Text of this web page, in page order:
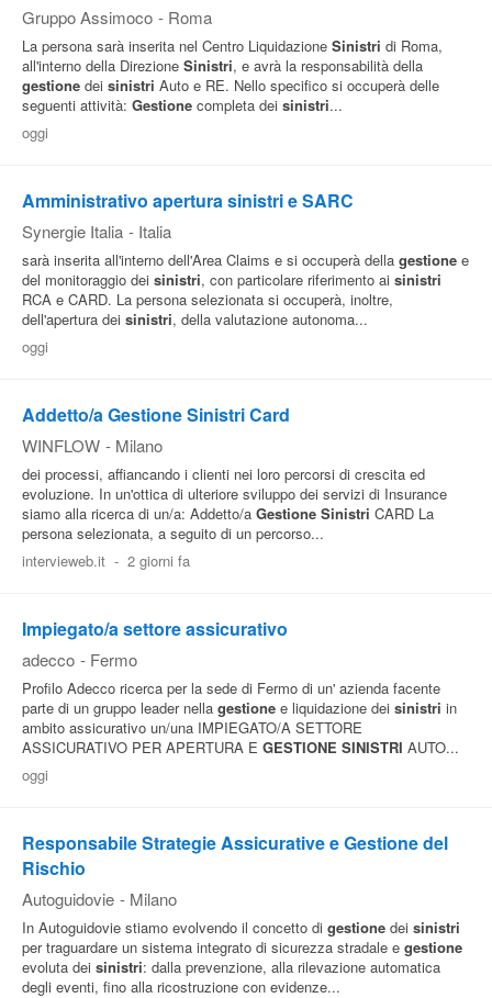
Gruppo Assimoco - Roma
La persona sarà inserita nel Centro Liquidazione Sinistri di Roma,
all'interno della Direzione Sinistri, e avrà la responsabilità della
gestione dei sinistri Auto e RE. Nello specifico si occuperà delle
seguenti attività: Gestione completa dei sinistri...
oggi
Amministrativo apertura sinistri e SARC
Synergie Italia - Italia
sarà inserita all'interno dell'Area Claims e si occuperà della gestione e
del monitoraggio dei sinistri, con particolare riferimento ai sinistri
RCA e CARD. La persona selezionata si occuperà, inoltre,
dell'apertura dei sinistri, della valutazione autonoma...
oggi
Addetto/a Gestione Sinistri Card
WINFLOW - Milano
dei processi, affiancando i clienti nei loro percorsi di crescita ed
evoluzione. In un'ottica di ulteriore sviluppo dei servizi di Insurance
siamo alla ricerca di un/a: Addetto/a Gestione Sinistri CARD La
persona selezionata, a seguito di un percorso...
intervieweb.it - 2 giorni fa
Impiegato/a settore assicurativo
adecco - Fermo
Profilo Adecco ricerca per la sede di Fermo di un' azienda facente
parte di un gruppo leader nella gestione e liquidazione dei sinistri in
ambito assicurativo un/una IMPIEGATO/A SETTORE
ASSICURATIVO PER APERTURA E GESTIONE SINISTRI AUTO...
oggi
Responsabile Strategie Assicurative e Gestione del
Rischio
Autoguidovie - Milano
In Autoguidovie stiamo evolvendo il concetto di gestione dei sinistri
per traguardare un sistema integrato di sicurezza stradale e gestione
evoluta dei sinistri: dalla prevenzione, alla rilevazione automatica
degli eventi, fino alla ricostruzione con evidenze...